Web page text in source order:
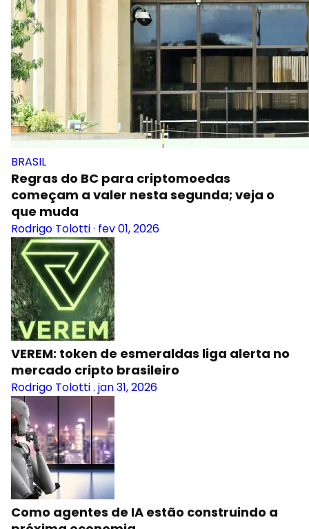
BRASIL
Regras do BC para criptomoedas
começam a valer nesta segunda; veja o
que muda
Rodrigo Tolotti· fev 01, 2026
VEREM: token de esmeraldas liga alerta no
mercado cripto brasileiro
Rodrigo Tolotti. jan 31, 2026
Como agentes de IA estão construindo a